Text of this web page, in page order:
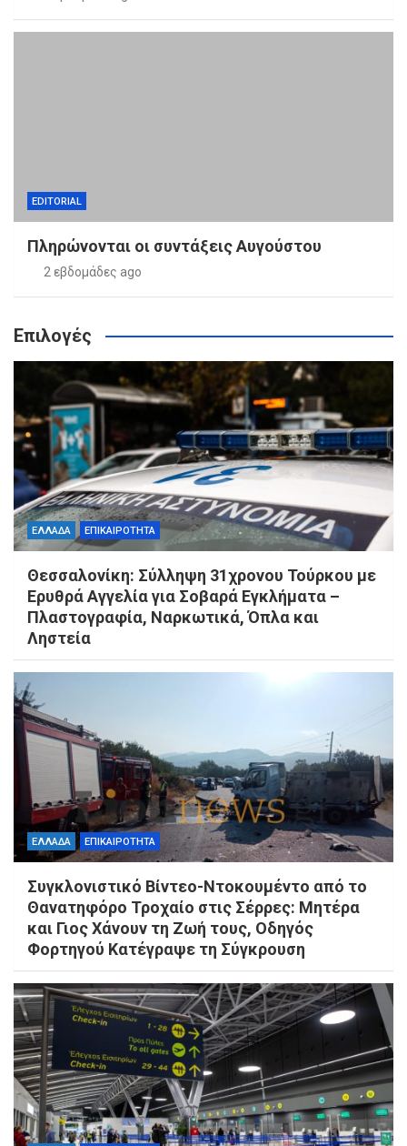
EDITORIAL
Πληρώνονται οι συντάξεις Αυγούστου
2 εβδομάδες ago
Επιλογές
ΕΛΛΑΔΑ ΕΠΙΚΑΙΡΟΤΗΤΑ
Θεσσαλονίκη: Σύλληψη 31χρονου Τούρκου με
Ερυθρά Αγγελία για Σοβαρά Εγκλήματα –
Πλαστογραφία, Ναρκωτικά, Όπλα και
Ληστεία
ΕΛΛΑΔΑ ΕΠΙΚΑΙΡΟΤΗΤΑ
Συγκλονιστικό Βίντεο-Ντοκουμέντο από το
Θανατηφόρο Τροχαίο στις Σέρρες: Μητέρα
και Γιος Χάνουν τη Ζωή τους, Οδηγός
Φορτηγού Κατέγραψε τη Σύγκρουση